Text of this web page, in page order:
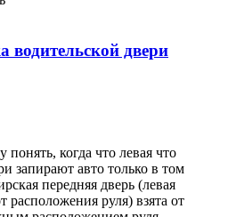
водительской двери
понять, когда что левая что
запирают авто только в том
передняя дверь (левая
расположения руля) взята от